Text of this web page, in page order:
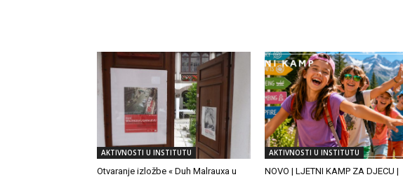
AKTIVNOSTI U INSTITUTU
Otvaranje izložbe « Duh Malrauxa u
AKTIVNOSTI U INSTITUTU
NOVO | LJETNI KAMP ZA DJECU |